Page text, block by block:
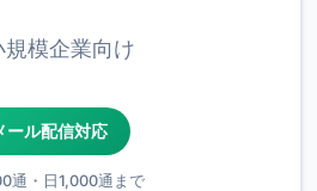
規模企業向け
ール配信対応
通・日1,000通まで